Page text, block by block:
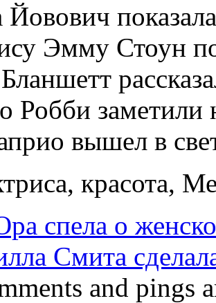
Эмму Стоун
Робби
вышел в
красота,
спела о
Смита
and pings